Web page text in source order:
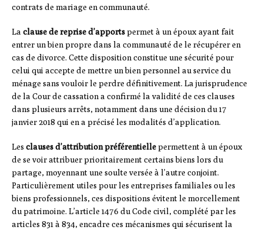
contrats de mariage en communauté.
La clause de reprise d’apportspermet à un époux ayant fait
entrer un bien propre dans la communauté de le récupérer en
cas de divorce. Cette disposition constitue une sécurité pour
celui qui accepte de mettre un bien personnel au service du
ménage sans vouloir le perdre définitivement. La jurisprudence
de la Cour de cassation a confirmé la validité de ces clauses
dans plusieurs arrêts, notamment dans une décision du 17
janvier 2018 qui en a précisé les modalités d’application.
Les clauses d’attribution préférentiellepermettent à un époux
de se voir attribuer prioritairement certains biens lors du
partage, moyennant une soulte versée à l’autre conjoint.
Particulièrement utiles pour les entreprises familiales ou les
biens professionnels, ces dispositions évitent le morcellement
du patrimoine. L’article 1476 du Code civil, complété par les
articles 831 à 834, encadre ces mécanismes qui sécurisent la